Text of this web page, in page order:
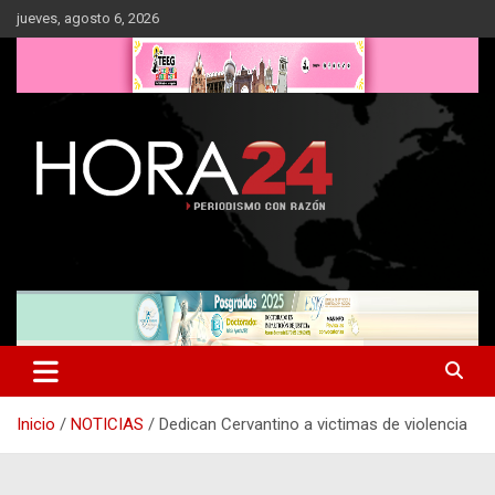
Saltar
al
jueves, agosto 6, 2026
Inicio NOTICIAS Dedican Cervantino a victimas de violencia